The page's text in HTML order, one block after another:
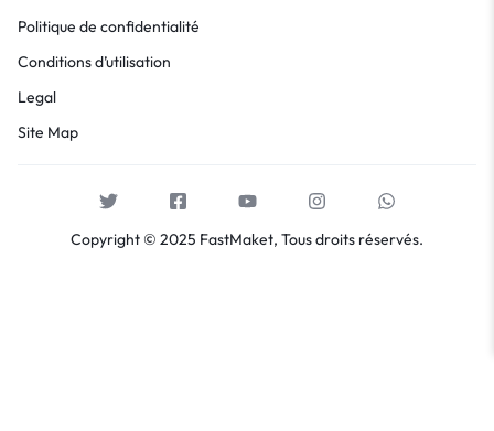
Politique de confidentialité
Conditions d’utilisation
Legal
Site Map
Copyright © 2025 FastMaket, Tous droits réservés.